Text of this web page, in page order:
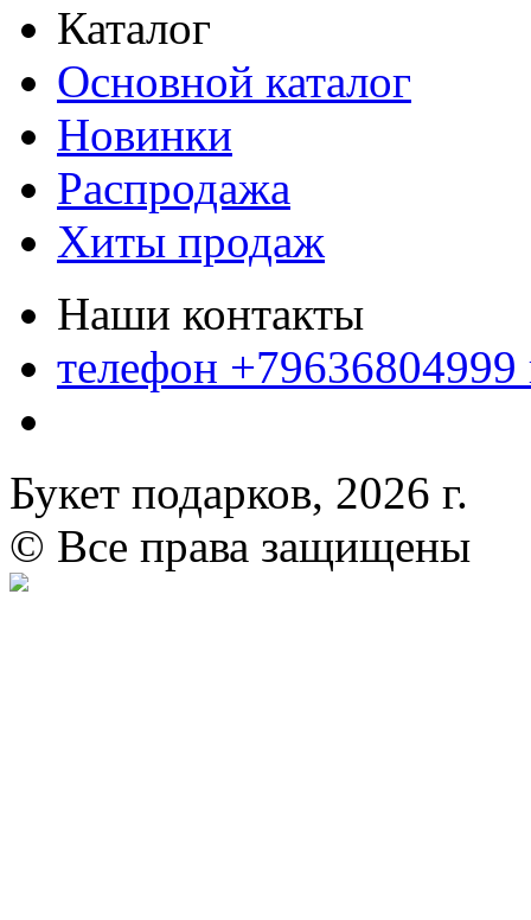
Каталог
Основной каталог
Новинки
Распродажа
Хиты продаж
Наши контакты
телефон
Букет подарков, 2026 г.
© Все права защищены